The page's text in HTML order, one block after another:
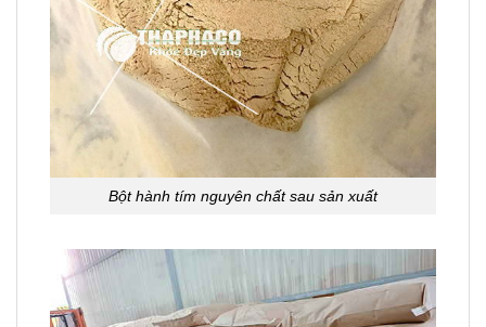
Bột hành tím nguyên chất sau sản xuất